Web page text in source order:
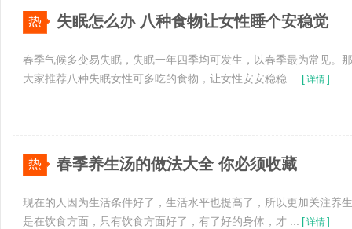
失眠怎么办 八种食物让女性睡个安稳觉
春季气候多变易失眠，失眠一年四季均可发生，以春季最为常见。
大家推荐八种失眠女性可多吃的食物，让女性安安稳稳 ...
[详情]
春季养生汤的做法大全 你必须收藏
现在的人因为生活条件好了，生活水平也提高了，所以更加关注养
是在饮食方面，只有饮食方面好了，有了好的身体，才 ... [详情]